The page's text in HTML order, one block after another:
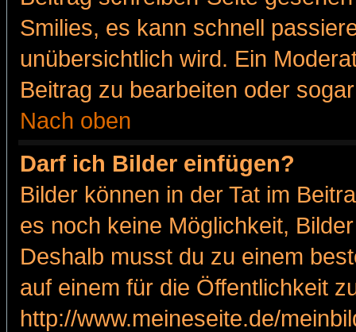
Smilies, es kann schnell
unübersichtlich wird. Ein
Beitrag zu bearbeiten oder
Nach oben
Darf ich Bilder einfügen?
Bilder können in der Tat im
es noch keine Möglichkeit,
Deshalb musst du zu einem
auf einem für die Öffentlichkeit
http://www.meineseite.de/